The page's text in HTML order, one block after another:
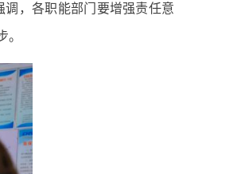
，各职能部门要增强责任意